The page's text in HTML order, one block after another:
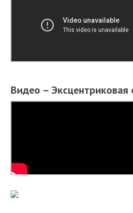
Видео – Эксцентриковая